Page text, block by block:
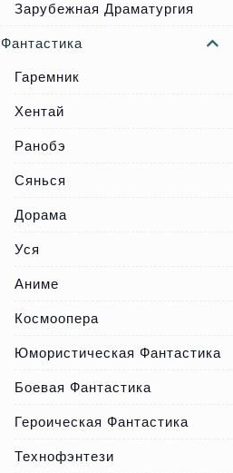
Зарубежная Драматургия
Фантастика
Гаремник
Хентай
Ранобэ
Сянься
Дорама
Уся
Аниме
Космоопера
Юмористическая Фантастика
Боевая Фантастика
Героическая Фантастика
Технофэнтези